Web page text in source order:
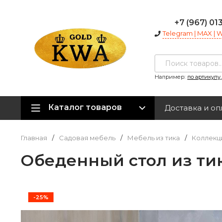
+7 (967)
Telegram | MAX |
Например: по
Каталог товаров Доставка и
Главная / Садовая мебель / Мебель из тика /
Обеденный стол из
-25%